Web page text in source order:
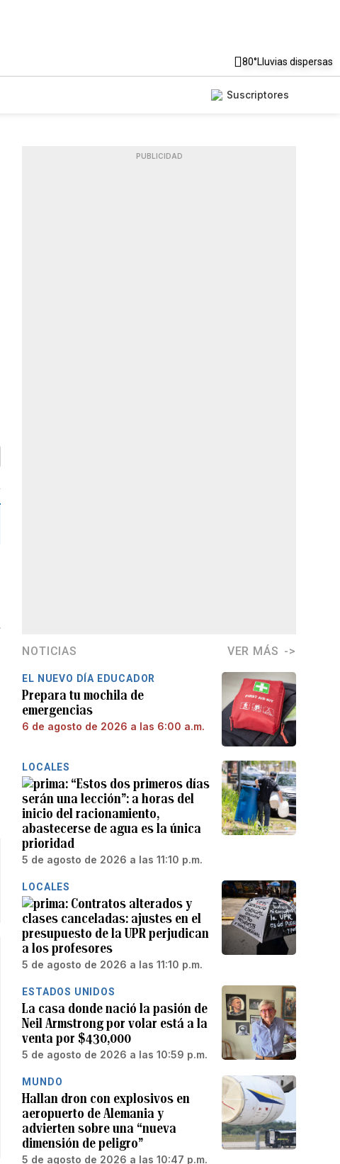
80°Lluvias dispersas
Suscriptores
PUBLICIDAD
NOTICIAS VER MÁS
EL NUEVO DÍA EDUCADOR
Prepara tu mochila de
emergencias
6 de agosto de 2026 a las 6:00 a.m.
LOCALES
“Estos dos primeros días
serán una lección”: a horas del
inicio del racionamiento,
abastecerse de agua es la única
prioridad
5 de agosto de 2026 a las 11:10 p.m.
LOCALES
Contratos alterados y
clases canceladas: ajustes en el
presupuesto de la UPR perjudican
a los profesores
5 de agosto de 2026 a las 11:10 p.m.
ESTADOS UNIDOS
La casa donde nació la pasión de
Neil Armstrong por volar está a la
venta por $430,000
5 de agosto de 2026 a las 10:59 p.m.
MUNDO
Hallan dron con explosivos en
aeropuerto de Alemania y
advierten sobre una “nueva
dimensión de peligro”
5 de agosto de 2026 a las 10:47 p.m.